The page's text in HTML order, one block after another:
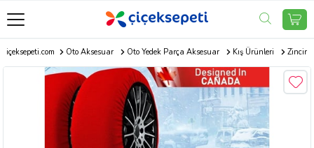
Çiçeksepeti.com Oto Aksesuar Oto Yedek Parça Aksesuar Kış Ürünleri Zincir